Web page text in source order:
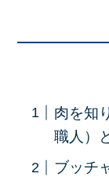
肉を知
職人）
ブッチ